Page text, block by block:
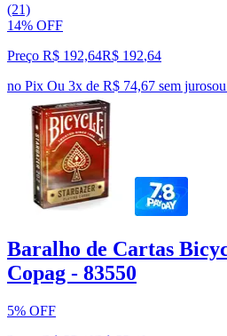
(21)
14% OFF
Preço R$ 192,64R$ 192,64
no Pix Ou 3x de R$ 74,67 sem jurosou
Baralho de Cartas
Copag - 83550
5% OFF